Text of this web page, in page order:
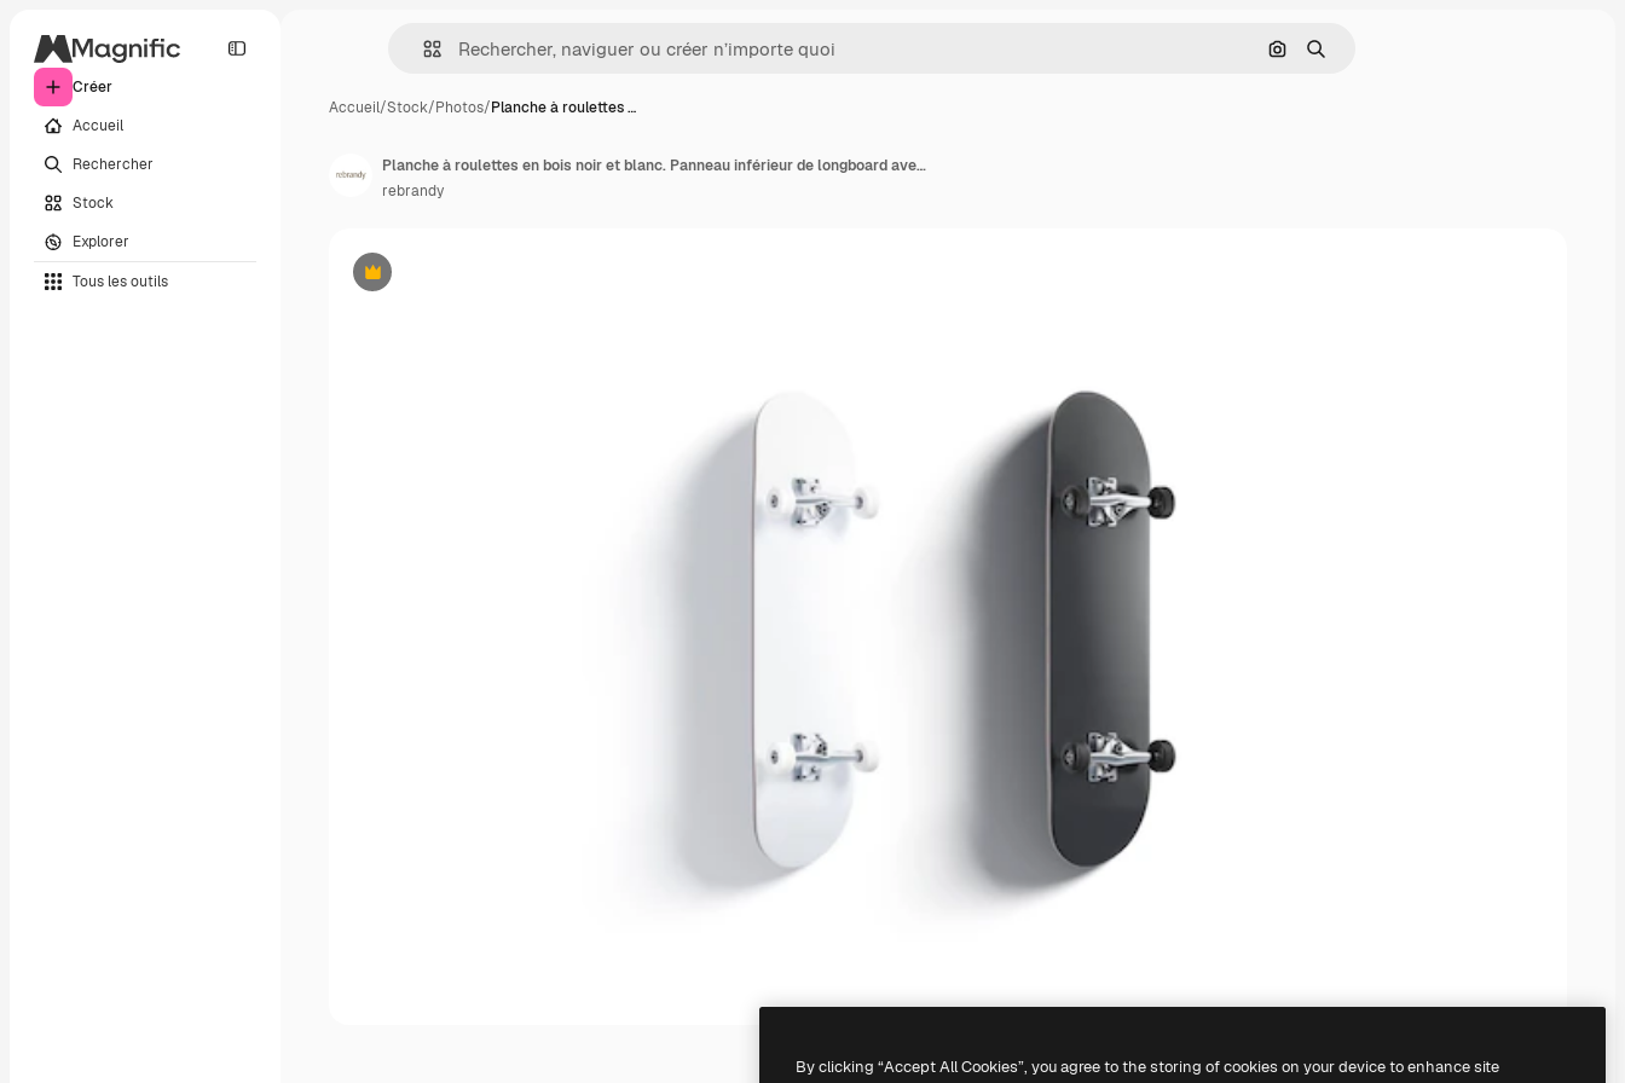
Créer
Accueil
Rechercher
Stock
Explorer
Tous les outils
Rechercher par image
Rechercher
Accueil/Stock/Photos/Planche à roulettes …
Premium
Planche à roulettes en bois noir et blanc. Panneau inférieur de longboard avec roues. Sport adolescent extrême.
rebrandy
By clicking “Accept All Cookies”, you agree to the storing of cookies on your device to enhance site